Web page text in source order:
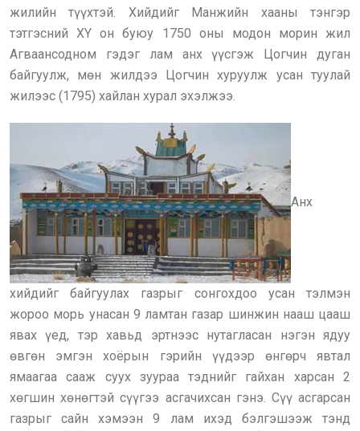
жилийн түүхтэй. Хийдийг Манжийн хааны тэнгэр
тэтгэсний XY он буюу 1750 оны модон морин жил
Агваансодном гэдэг лам анх үүсгэж Цогчин дуган
байгуулж, мөн жилдээ Цогчин хуруулж усан туулай
жилээс (1795) хайлан хурал эхэлжээ.
Анх
хийдийг байгуулах газрыг сонгохдоо усан тэлмэн
жороо морь унасан 9 ламтан газар шинжин нааш цааш
явах үед, тэр хавьд эртнээс нутагласан нэгэн ядуу
өвгөн эмгэн хоёрын гэрийн үүдээр өнгөрч явтал
ямаагаа сааж суух зуураа тэднийг гайхан харсан 2
хөгшин хөнөгтэй сүүгээ асгачихсан гэнэ. Сүү асгарсан
газрыг сайн хэмээн 9 лам ихэд бэлгэшээж тэнд